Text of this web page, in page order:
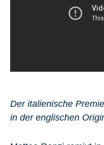
Der italienische
in der englischen